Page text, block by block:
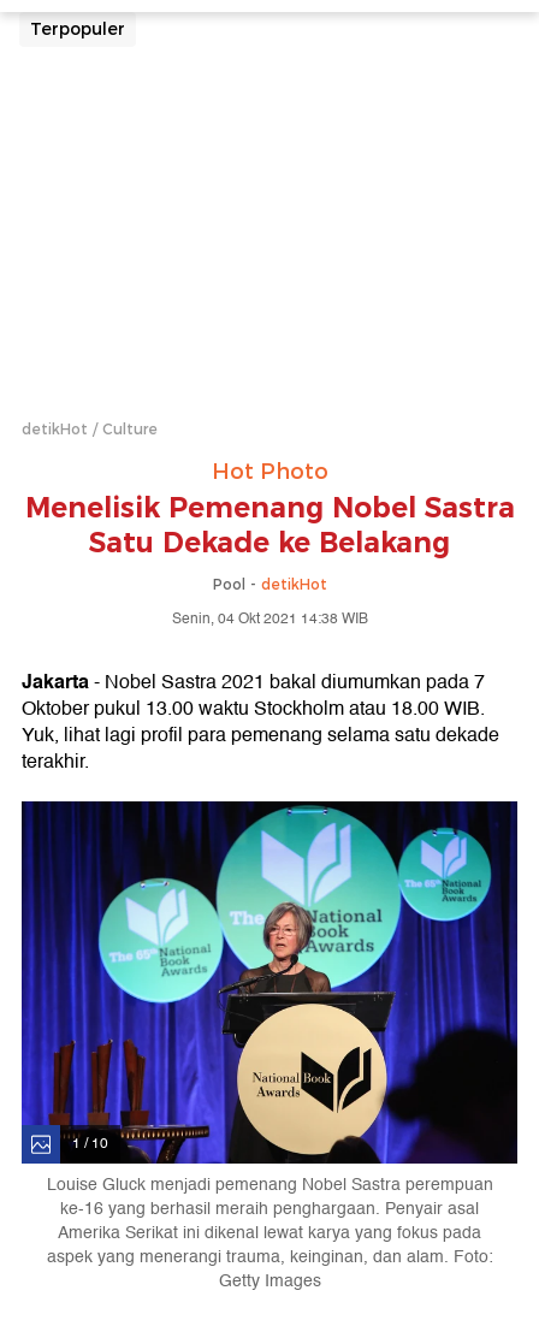
Terpopuler
detikHot Culture
Hot Photo
Menelisik Pemenang Nobel Sastra
Satu Dekade ke Belakang
Pool - detikHot
Senin, 04 Okt 2021 14:38 WIB
Jakarta- Nobel Sastra 2021 bakal diumumkan pada 7
Oktober pukul 13.00 waktu Stockholm atau 18.00 WIB.
Yuk, lihat lagi profil para pemenang selama satu dekade
terakhir.
1 / 10
Louise Gluck menjadi pemenang Nobel Sastra perempuan
ke-16 yang berhasil meraih penghargaan. Penyair asal
Amerika Serikat ini dikenal lewat karya yang fokus pada
aspek yang menerangi trauma, keinginan, dan alam. Foto:
Getty Images